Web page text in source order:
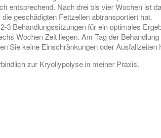
entsprechend. Nach drei bis vier Wochen ist
geschädigten Fettzellen abtransportiert hat.
3 Behandlungssitzungen für ein optimales
Wochen Zeit liegen. Am Tag der
Sie keine Einschränkungen oder Ausfallzeiten
zur Kryoliypolyse in meiner Praxis.